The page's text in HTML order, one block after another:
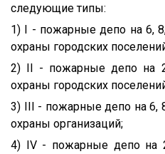
следующие типы:
1) I - пожарные депо на 6,
охраны городских
2) II - пожарные депо на
охраны городских
3) III - пожарные депо на 6,
охраны организаций;
4) IV - пожарные депо на